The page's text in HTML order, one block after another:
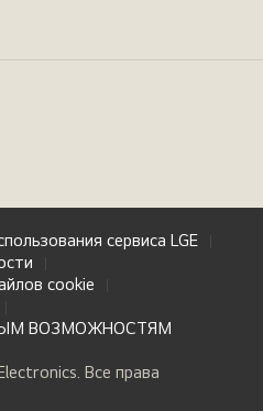
сервиса LGE
cookie
ВОЗМОЖНОСТЯМ
Все права